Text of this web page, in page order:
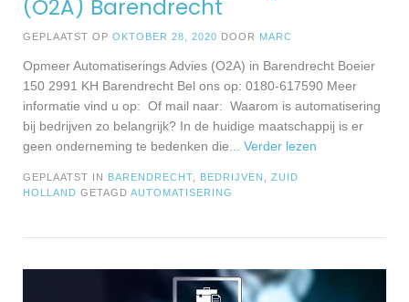
(O2A) Barendrecht
GEPLAATST OP OKTOBER 28, 2020 DOOR MARC
Opmeer Automatiserings Advies (O2A) in Barendrecht Boeier
150 2991 KH Barendrecht Bel ons op: 0180-617590 Meer
informatie vind u op: Of mail naar: Waarom is automatisering
bij bedrijven zo belangrijk? In de huidige maatschappij is er
geen onderneming te bedenken die ... Verder lezen
GEPLAATST IN BARENDRECHT BEDRIJVEN
ZUID
HOLLAND GETAGD AUTOMATISERING